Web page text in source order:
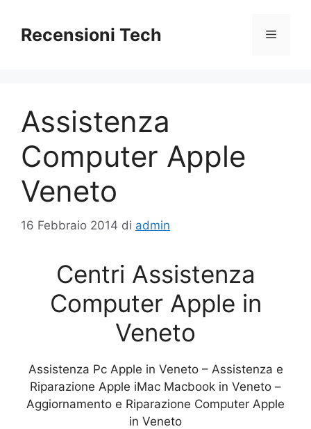
contenuto
Recensioni Tech Menu
Assistenza
Computer Apple
Veneto
16 Febbraio 2014 di admin
Centri Assistenza
Computer Apple in
Veneto
Assistenza Pc Apple in Veneto – Assistenza e
Riparazione Apple iMac Macbook in Veneto –
Aggiornamento e Riparazione Computer Apple
in Veneto